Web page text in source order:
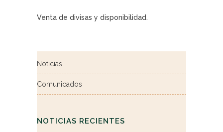
Venta de divisas y disponibilidad.
Noticias
Comunicados
NOTICIAS RECIENTES